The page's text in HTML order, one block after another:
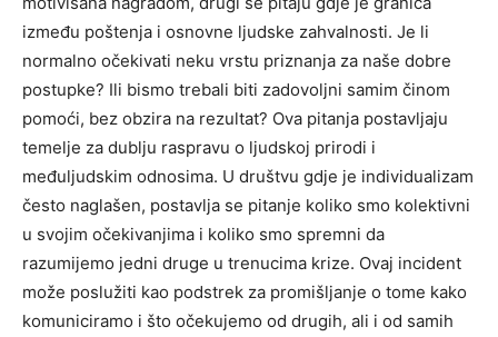
između poštenja i osnovne ljudske zahvalnosti. Je li
normalno očekivati neku vrstu priznanja za naše dobre
postupke? Ili bismo trebali biti zadovoljni samim činom
pomoći, bez obzira na rezultat? Ova pitanja postavljaju
temelje za dublju raspravu o ljudskoj prirodi i
međuljudskim odnosima. U društvu gdje je individualizam
često naglašen, postavlja se pitanje koliko smo kolektivni
u svojim očekivanjima i koliko smo spremni da
razumijemo jedni druge u trenucima krize. Ovaj incident
može poslužiti kao podstrek za promišljanje o tome kako
komuniciramo i što očekujemo od drugih, ali i od samih